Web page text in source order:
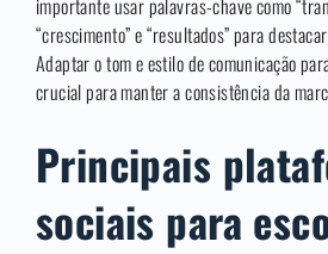
importante usar palavras-chave como
“crescimento” e “resultados” para
Adaptar o tom e estilo de comunicação
crucial para manter a consistência da
Principais
sociais para